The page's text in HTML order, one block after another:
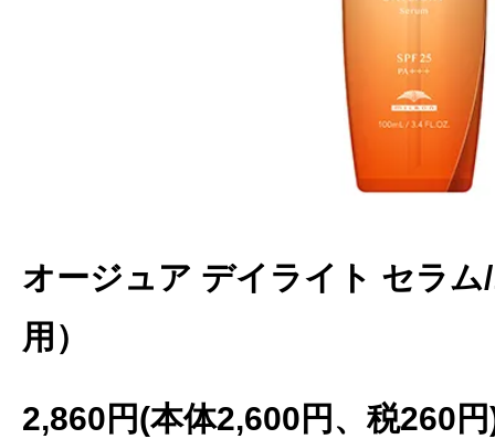
オージュア デイライト セラ
用）
2,860円(本体2,600円、税260